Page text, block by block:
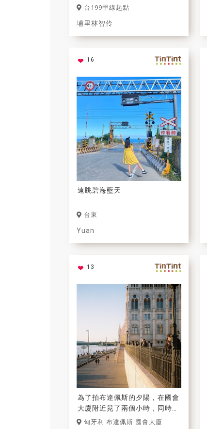
到這裡已經有些累了
所以我選它當作
將來人生最後一天的照片
台199甲線起點
埔里林智伶
16
遠眺碧海藍天
台東
Yuan
13
為了拍布達佩斯的夕陽，在國會
大廈附近晃了兩個小時，同時也
發現有一個攝影師也在捕捉光
匈牙利 布達佩斯 國會大廈